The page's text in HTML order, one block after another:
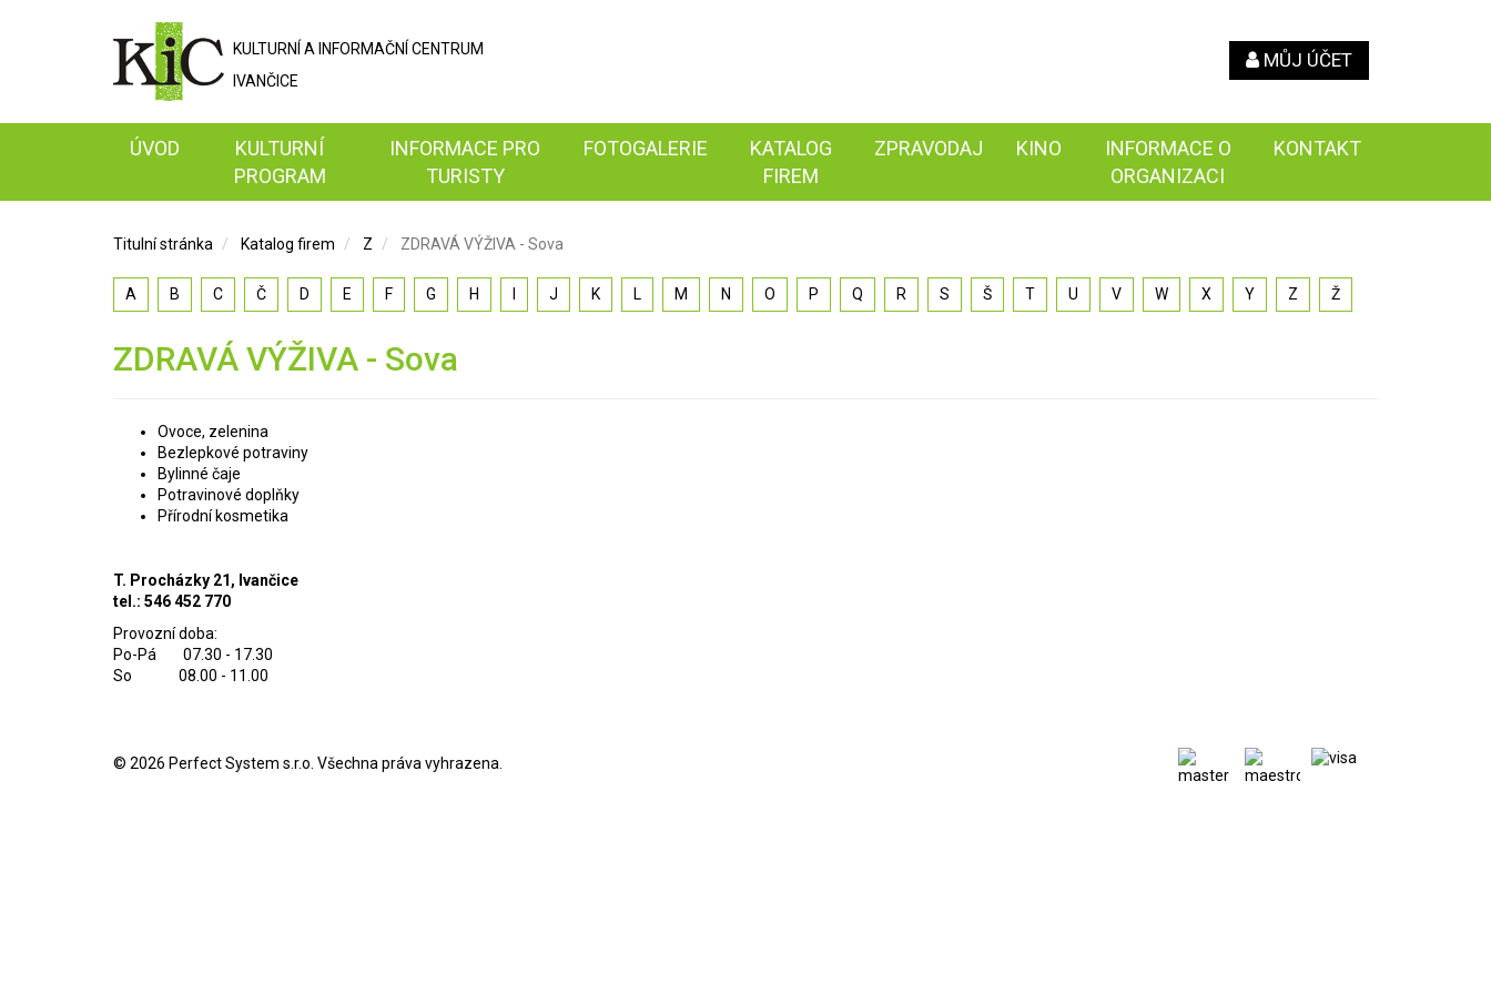
KULTURNÍ A INFORMAČNÍ CENTRUM
IVANČICE
MŮJ ÚČET
ÚVOD
KULTURNÍ
PROGRAM
INFORMACE PRO
TURISTY
FOTOGALERIE
KATALOG
FIREM
ZPRAVODAJ KINO
INFORMACE O
ORGANIZACI
KONTAKT
Titulní stránka Katalog firem Z ZDRAVÁ VÝŽIVA - Sova
A B C Č D E F G H J K L M N O P Q R S Š T U V W X Y Z Ž
ZDRAVÁ VÝŽIVA - Sova
Ovoce, zelenina
Bezlepkové potraviny
Bylinné čaje
Potravinové doplňky
Přírodní kosmetika
T. Procházky 21, Ivančice
tel.: 546 452 770
Provozní doba:
Po-Pá 07.30 - 17.30
So 08.00 - 11.00
© 2026 Perfect System s.r.o . Všechna práva vyhrazena.